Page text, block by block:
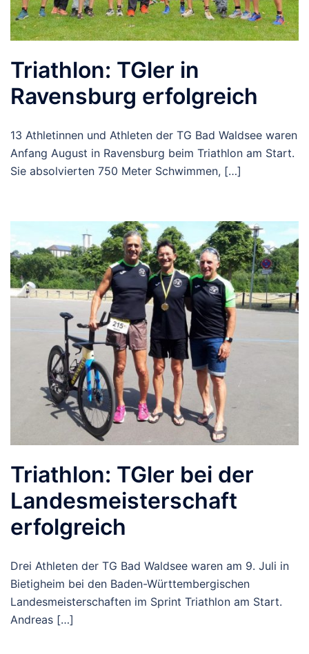
Triathlon: TGler in
Ravensburg erfolgreich
13 Athletinnen und Athleten der TG Bad Waldsee waren
Anfang August in Ravensburg beim Triathlon am Start.
Sie absolvierten 750 Meter Schwimmen, […]
Triathlon: TGler bei der
Landesmeisterschaft
erfolgreich
Drei Athleten der TG Bad Waldsee waren am 9. Juli in
Bietigheim bei den Baden-Württembergischen
Landesmeisterschaften im Sprint Triathlon am Start.
Andreas […]